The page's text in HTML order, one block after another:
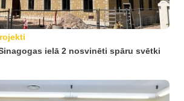
ielā 2 nosvinēti spāru svētki